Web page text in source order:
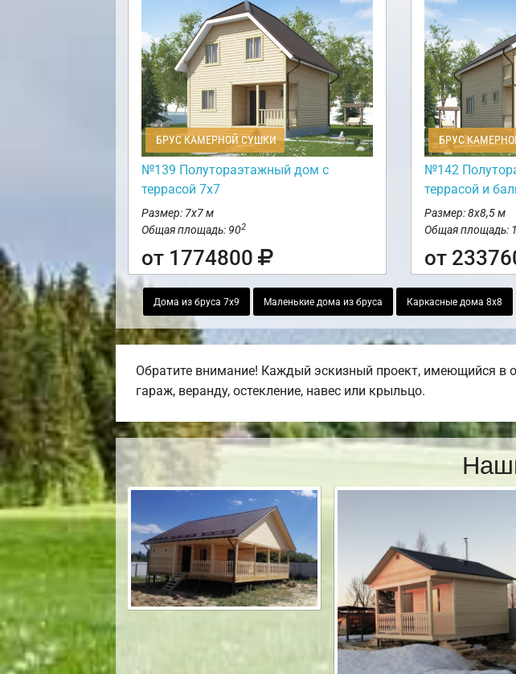
БРУС КАМЕРНОЙ СУШКИ
№139 Полутораэтажный дом с
террасой 7х7
Размер: 7х7 м
Общая площадь: 902
от 1774800
БРУС
№142
террасой и
Размер: 8х8,5 м
Общая площадь:
от
Дома из бруса 7х9 Маленькие дома из бруса Каркасные дома 8х8
Обратите внимание! Каждый эскизный проект, имеющийся в
гараж, веранду, остекление, навес или крыльцо.